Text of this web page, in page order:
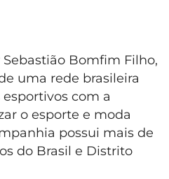
Sebastião Bomfim Filho,
uma rede brasileira
com a
o esporte e moda
possui mais de
do Brasil e Distrito